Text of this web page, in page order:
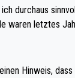
durchaus
eh qualifi